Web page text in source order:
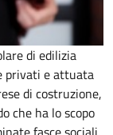
di edilizia
privati e attuata
di costruzione,
che ha lo scopo